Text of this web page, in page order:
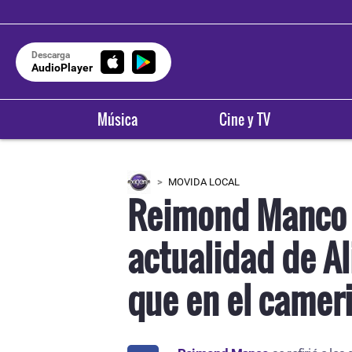
Descarga
AudioPlayer
Música Cine y TV
MOVIDA LOCAL
Reimond
actualidad de
que en el